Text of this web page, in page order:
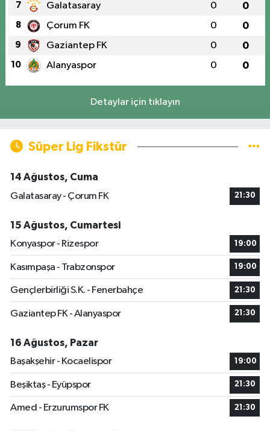
7 Galatasaray 0 0
8 Çorum FK 0 0
9 Gaziantep FK 0 0
10 Alanyaspor 0 0
Detaylar için tıklayın
Süper Lig Fikstür
14 Ağustos, Cuma
Galatasaray - Çorum FK
21:30
15 Ağustos, Cumartesi
Konyaspor - Rizespor
19:00
Kasımpaşa - Trabzonspor 19:00
Gençlerbirliği S.K. - Fenerbahçe 21:30
Gaziantep FK - Alanyaspor 21:30
16 Ağustos, Pazar
Başakşehir - Kocaelispor
19:00
Beşiktaş - Eyüpspor 21:30
Amed - Erzurumspor FK 21:30